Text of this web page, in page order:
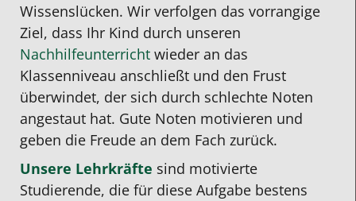
Wissenslücken. Wir verfolgen das vorrangige
Ziel, dass Ihr Kind durch unseren
Nachhilfeunterricht wieder an das
Klassenniveau anschließt und den Frust
überwindet, der sich durch schlechte Noten
angestaut hat. Gute Noten motivieren und
geben die Freude an dem Fach zurück.
Unsere Lehrkräfte sind motivierte
Studierende, die für diese Aufgabe bestens